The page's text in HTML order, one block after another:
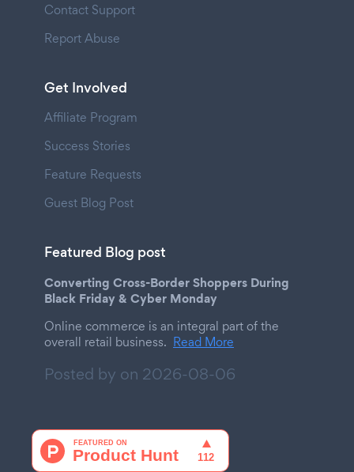
Contact Support
Report Abuse
Get Involved
Affiliate Program
Success Stories
Feature Requests
Guest Blog Post
Featured Blog post
Converting Cross-Border Shoppers During
Black Friday & Cyber Monday
Online commerce is an integral part of the
overall retail business. Read More
Posted by on 2026-08-06